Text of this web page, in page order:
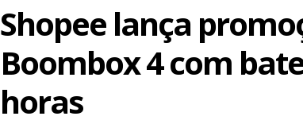
Shopee lança
Boombox 4 com
horas